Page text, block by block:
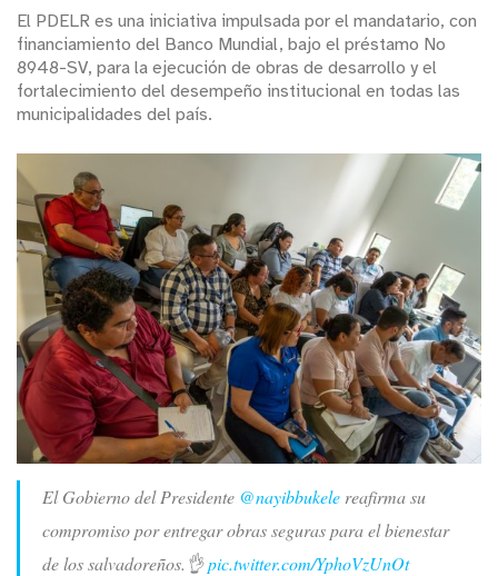
El PDELR es una iniciativa impulsada por el mandatario, con
financiamiento del Banco Mundial, bajo el préstamo No
8948-SV, para la ejecución de obras de desarrollo y el
fortalecimiento del desempeño institucional en todas las
municipalidades del país.
El Gobierno del Presidente @nayibbukele reafirma su
compromiso por entregar obras seguras para el bienestar
de los salvadoreños.👌pic.twitter.com/YphoVzUnOt